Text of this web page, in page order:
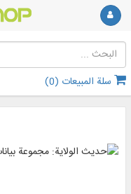
سلة المبيعات (0
)